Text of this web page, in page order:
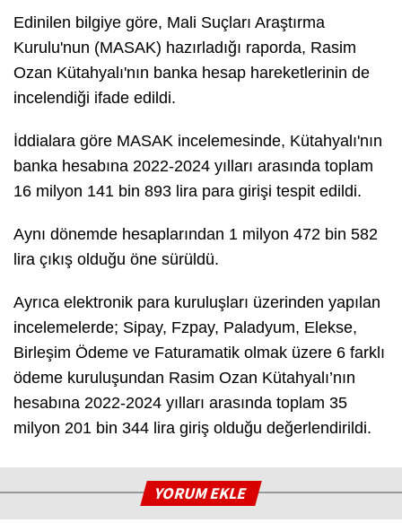
Edinilen bilgiye göre, Mali Suçları Araştırma
Kurulu'nun (MASAK) hazırladığı raporda, Rasim
Ozan Kütahyalı'nın banka hesap hareketlerinin de
incelendiği ifade edildi.
İddialara göre MASAK incelemesinde, Kütahyalı'nın
banka hesabına 2022-2024 yılları arasında toplam
16 milyon 141 bin 893 lira para girişi tespit edildi.
Aynı dönemde hesaplarından 1 milyon 472 bin 582
lira çıkış olduğu öne sürüldü.
Ayrıca elektronik para kuruluşları üzerinden yapılan
incelemelerde; Sipay, Fzpay, Paladyum, Elekse,
Birleşim Ödeme ve Faturamatik olmak üzere 6 farklı
ödeme kuruluşundan Rasim Ozan Kütahyalı’nın
hesabına 2022-2024 yılları arasında toplam 35
milyon 201 bin 344 lira giriş olduğu değerlendirildi.
YORUM EKLE